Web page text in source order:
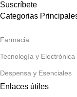
Suscríbete
Categorias
Farmacia
Tecnología y Electrónica
Despensa y Esenciales
Enlaces útiles